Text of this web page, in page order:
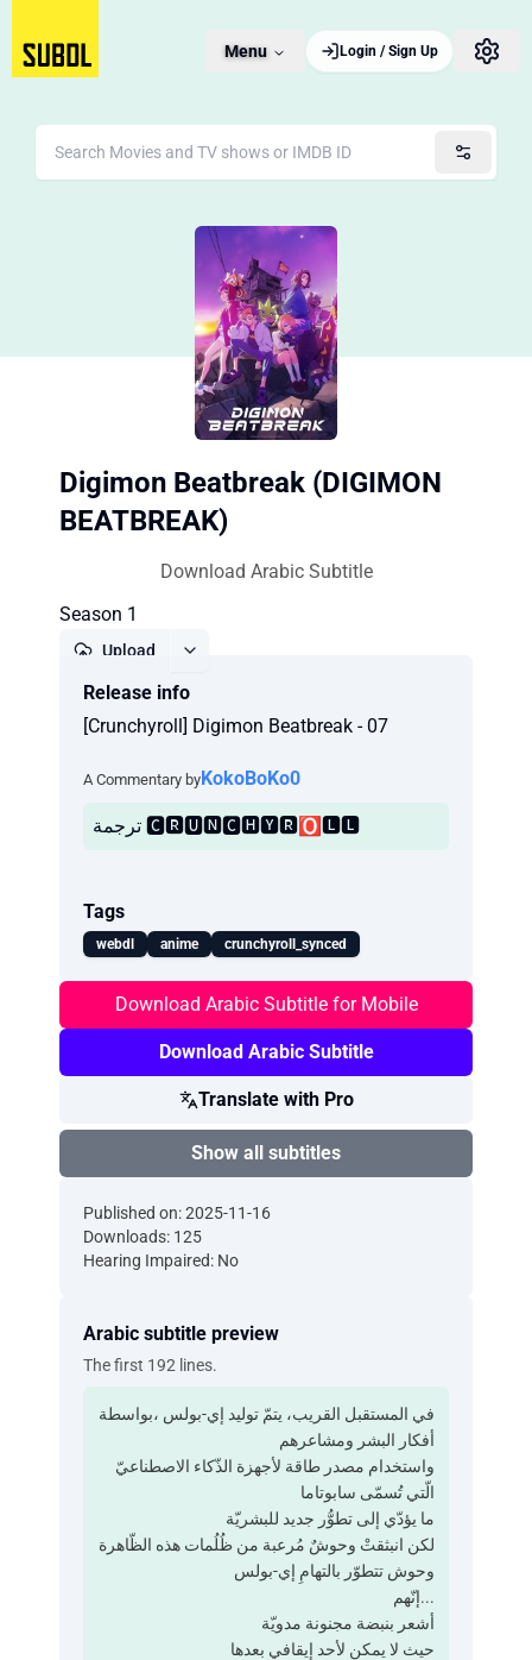
Menu Login / Sign Up
Digimon Beatbreak (DIGIMON
BEATBREAK)
Download Arabic Subtitle
Season 1
Upload
Release info
[Crunchyroll] Digimon Beatbreak - 07
A Commentary byKokoBoKo0
Tags
webdl anime crunchyroll_synced
Download Arabic Subtitle for Mobile
Download Arabic Subtitle
Translate with Pro
Show all subtitles
Published on: 2025-11-16
Downloads: 125
Hearing Impaired: No
Arabic subtitle preview
The first 192 lines.
في المستقبل القريب، يتمّ توليد إي-بولس ،بواسطة
أفكار البشر ومشاعرهم
واستخدام مصدر طاقة لأجهزة الذّكاء الاصطناعيّ
الّتي تُسمّى سابوتاما
ما يؤدّي إلى تطوُّر جديد للبشريّة
لكن انبثقتْ وحوشٌ مُرعبة من ظُلُمات هذه الظّاهرة
وحوش تتطوّر بالتهامِ إي-بولس
...إنّهم
أشعر بنبضة مجنونة مدويّة
حيث لا يمكن لأحد إيقافي بعدها